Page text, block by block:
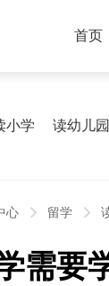
首页
小学 读幼儿园
心 留学
需要